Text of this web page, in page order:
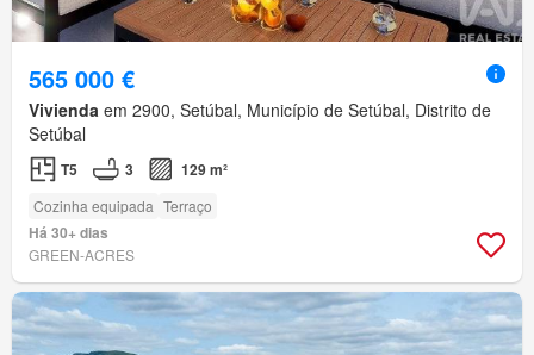
565 000 €
Vivienda em 2900, Setúbal, Município de Setúbal, Distrito de
Setúbal
T5 3 129 m²
Cozinha equipada Terraço
Há 30+ dias
GREEN-ACRES